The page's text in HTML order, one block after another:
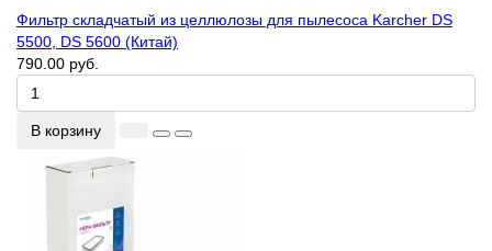
Фильтр складчатый из целлюлозы для пылесоса Karcher DS
5500, DS 5600 (Китай)
790.00 руб.
В корзину